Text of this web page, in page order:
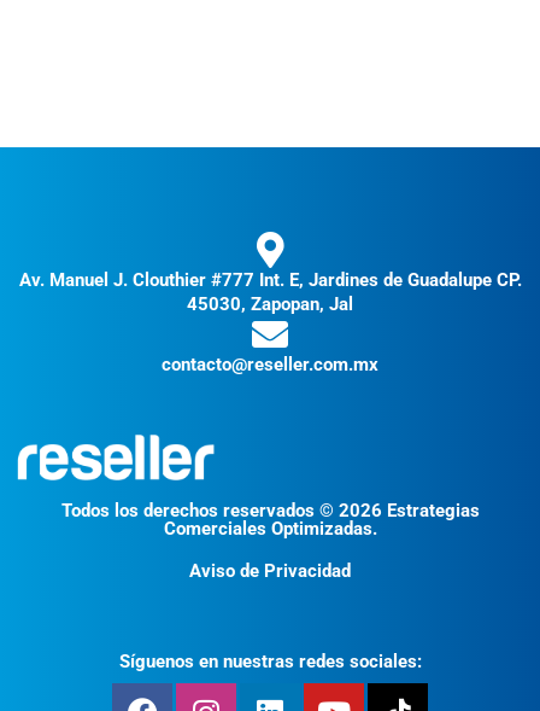
Av. Manuel J. Clouthier #777 Int. E, Jardines de Guadalupe CP.
45030, Zapopan, Jal
contacto@reseller.com.mx
Todos los derechos reservados © 2026 Estrategias
Comerciales Optimizadas.
Aviso de Privacidad
Síguenos en nuestras redes sociales: